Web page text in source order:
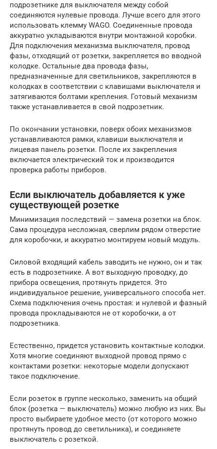
подрозетнике для выключателя между собой
соединяются нулевые провода. Лучше всего для этого
использовать клемму WAGO. Соединенные провода
аккуратно укладываются внутри монтажной коробки.
Для подключения механизма выключателя, провод
фазы, отходящий от розетки, закрепляется во вводной
колодке. Остальные два провода фазы,
предназначенные для светильников, закрепляются в
колодках в соответствии с клавишами выключателя и
затягиваются болтами крепления. Готовый механизм
также устанавливается в свой подрозетник.
По окончании установки, поверх обоих механизмов
устанавливаются рамки, клавиши выключателя и
лицевая панель розетки. После их закрепления
включается электрический ток и производится
проверка работы приборов.
Если выключатель добавляется к уже
существующей розетке
Минимизация последствий — замена розетки на блок.
Сама процедура несложная, сверлим рядом отверстие
для коробочки, и аккуратно монтируем новый модуль.
Силовой входящий кабель заводить не нужно, он и так
есть в подрозетнике. А вот выходную проводку, до
прибора освещения, протянуть придется. Это
индивидуальное решение, универсального способа нет.
Схема подключения очень простая: и нулевой и фазный
провода прокладываются не от коробочки, а от
подрозетника.
Естественно, придется установить контактные колодки.
Хотя многие соединяют выходной провод прямо с
контактами розетки: некоторые модели допускают
такое подключение.
Если розеток в группе несколько, заменить на общий
блок (розетка — выключатель) можно любую из них. Вы
просто выбираете удобное место (от которого можно
протянуть провод до светильника), и соединяете
выключатель с розеткой.